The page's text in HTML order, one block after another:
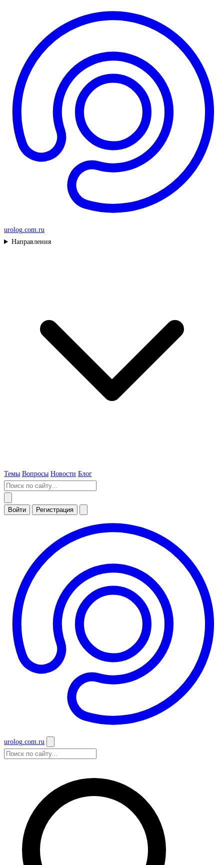
urolog.com.ru
Направления
Темы Вопросы Новости Блог
Войти Регистрация
urolog.com.ru